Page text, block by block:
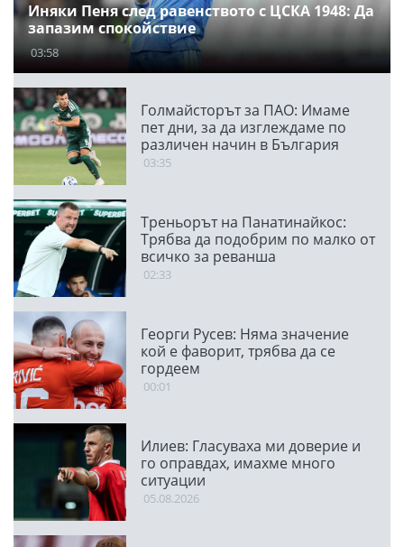
Иняки Пеня след равенството с ЦСКА 1948: Да
запазим спокойствие
03:58
Голмайсторът за ПАО: Имаме
пет дни, за да изглеждаме по
различен начин в България
03:35
Треньорът на Панатинайкос:
Трябва да подобрим по малко от
всичко за реванша
02:33
Георги Русев: Няма значение
кой е фаворит, трябва да се
гордеем
00:01
Илиев: Гласуваха ми доверие и
го оправдах, имахме много
ситуации
05.08.2026